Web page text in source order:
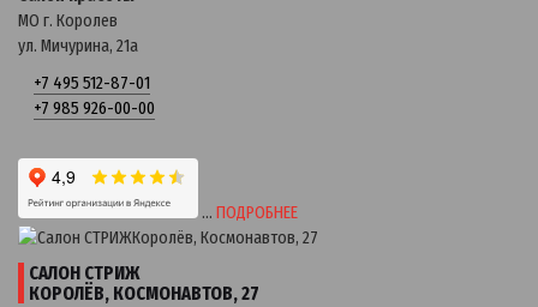
МО г. Королев
ул. Мичурина, 21a
+7 495 512-87-01
+7 985 926-00-00
… ПОДРОБНЕЕ
САЛОН СТРИЖ
КОРОЛЁВ, КОСМОНАВТОВ, 27